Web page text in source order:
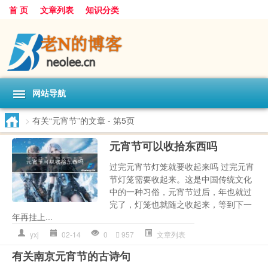
首 页 文章列表 知识分类
网站导航
> 有关“元宵节”的文章 - 第5页
元宵节可以收拾东西吗
过完元宵节灯笼就要收起来吗 过完元宵
节灯笼需要收起来。这是中国传统文化
中的一种习俗，元宵节过后，年也就过
完了，灯笼也就随之收起来，等到下一
年再挂上...
yxj 02-14 0 957 文章列表
有关南京元宵节的古诗句